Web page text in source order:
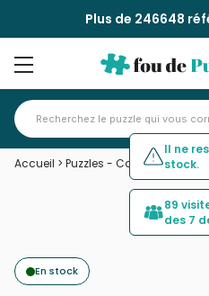
Plus de 246648
Accueil > Puzzles - Campagne>
En stock
Il ne
stock.
89
des 7